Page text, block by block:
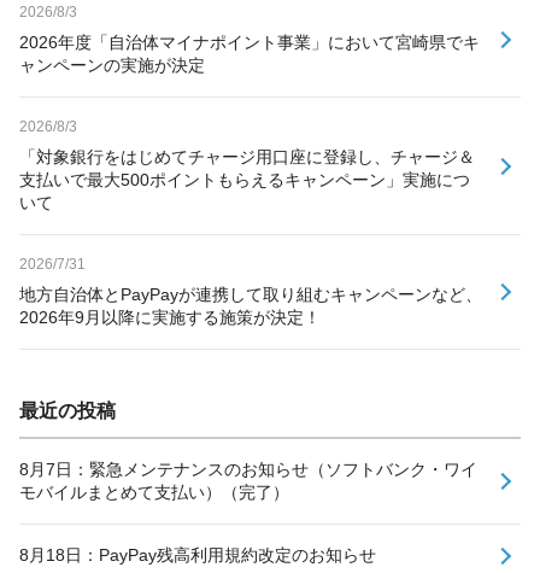
2026/8/3
2026年度「自治体マイナポイント事業」において宮崎県でキ
ャンペーンの実施が決定
2026/8/3
「対象銀行をはじめてチャージ用口座に登録し、チャージ＆
支払いで最大500ポイントもらえるキャンペーン」実施につ
いて
2026/7/31
地方自治体とPayPayが連携して取り組むキャンペーンなど、
2026年9月以降に実施する施策が決定！
最近の投稿
8月7日：緊急メンテナンスのお知らせ（ソフトバンク・ワイ
モバイルまとめて支払い）（完了）
8月18日：PayPay残高利用規約改定のお知らせ